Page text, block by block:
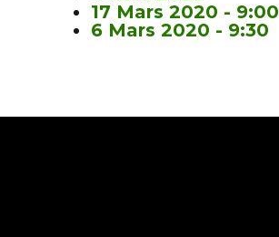
17 Mars 2020 - 9:00
6 Mars 2020 - 9:30